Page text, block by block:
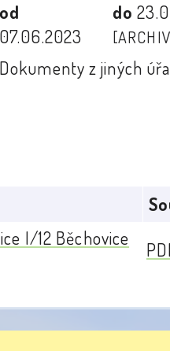
od
07.06.2023
do
Dokumenty z jiných
I/12 Běchovice